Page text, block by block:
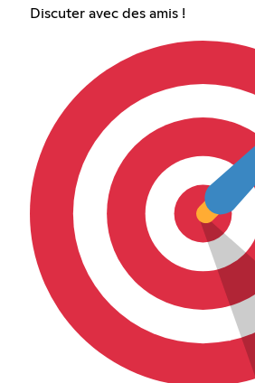
Discuter avec des amis !